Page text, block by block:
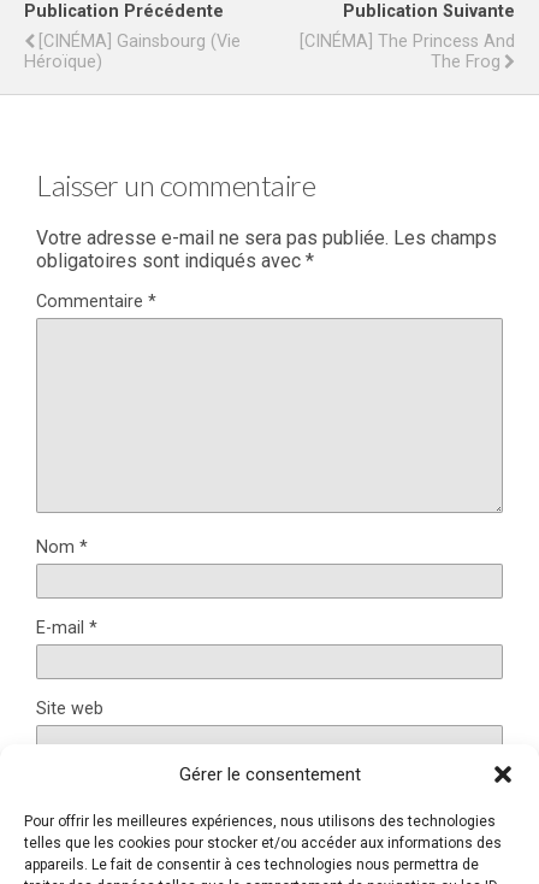
Gérer le consentement
Pour offrir les meilleures expériences, nous utilisons des technologies
telles que les cookies pour stocker et/ou accéder aux informations des
appareils. Le fait de consentir à ces technologies nous permettra de
Publication Précédente
[CINÉMA] Gainsbourg (Vie
Héroïque)
Publication Suivante
[CINÉMA] The Princess And
The Frog
Laisser un commentaire
Votre adresse e-mail ne sera pas publiée. Les champs
obligatoires sont indiqués avec *
Commentaire *
Nom *
E-mail *
Site web
Ce site utilise Akismet pour réduire les indésirables.En
savoir plus sur la façon dont les données de vos